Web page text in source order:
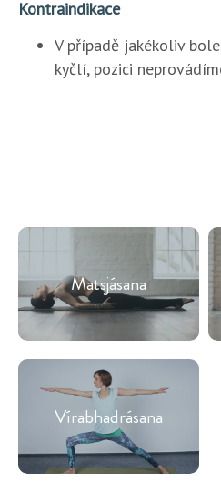
Kontraindikace
V případě jakékoliv
kyčlí, pozici
Matsjásana
Vírabhadrásana